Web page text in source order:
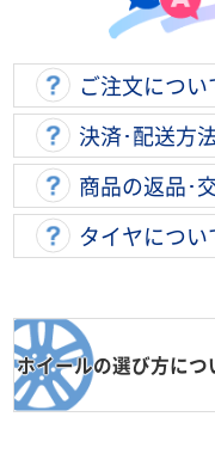
ご注文につい
決済･配送方
商品の返品･
タイヤについ
ホイールの選び方に